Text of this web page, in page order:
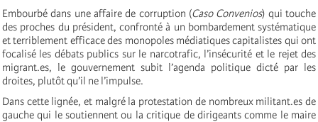
Embourbé dans une affaire de corruption (Caso Convenios) qui touche
des proches du président, confronté à un bombardement systématique
et terriblement efficace des monopoles médiatiques capitalistes qui ont
focalisé les débats publics sur le narcotrafic, l’insécurité et le rejet des
migrant.es, le gouvernement subit l’agenda politique dicté par les
droites, plutôt qu’il ne l’impulse.
Dans cette lignée, et malgré la protestation de nombreux militant.es de
gauche qui le soutiennent ou la critique de dirigeants comme le maire